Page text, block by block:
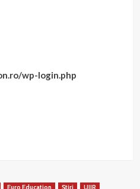
wp-login.php
Euro Education Știri UJIR